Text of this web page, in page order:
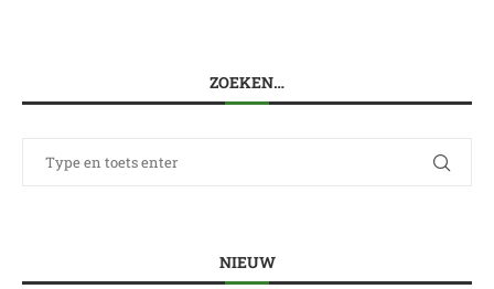
ZOEKEN…
NIEUW